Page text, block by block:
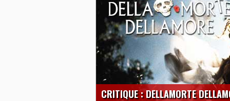
CRITIQUE : DELLAMORTE